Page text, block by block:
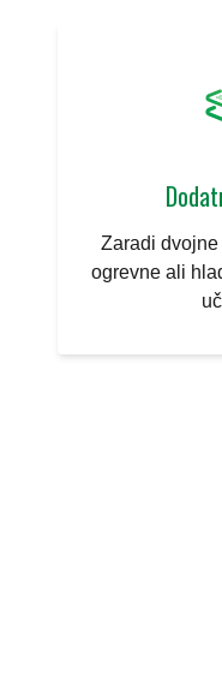
Zaradi
ogrevne ali